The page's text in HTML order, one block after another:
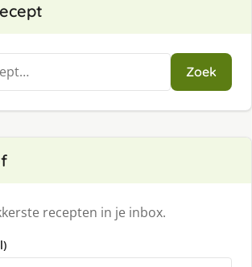
Zoek
recepten in je inbox.